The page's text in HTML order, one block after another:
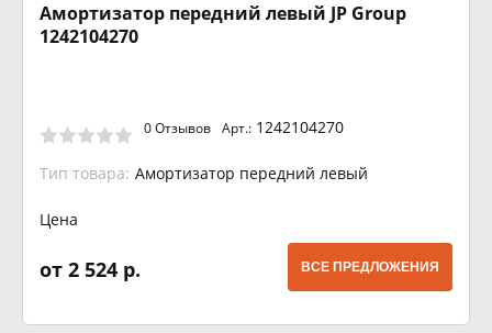
Амортизатор передний левый JP Group
1242104270
0 Отзывов Арт.: 1242104270
Тип товара: Амортизатор передний левый
Цена
от 2 524 р. ВСЕ ПРЕДЛОЖЕНИЯ